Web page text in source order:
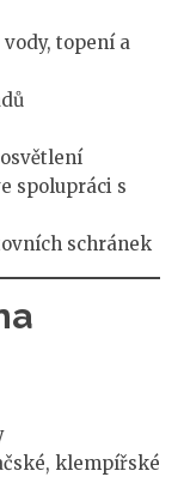
topení a
spolupráci s
schránek
klempířské